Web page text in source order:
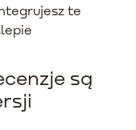
te
są